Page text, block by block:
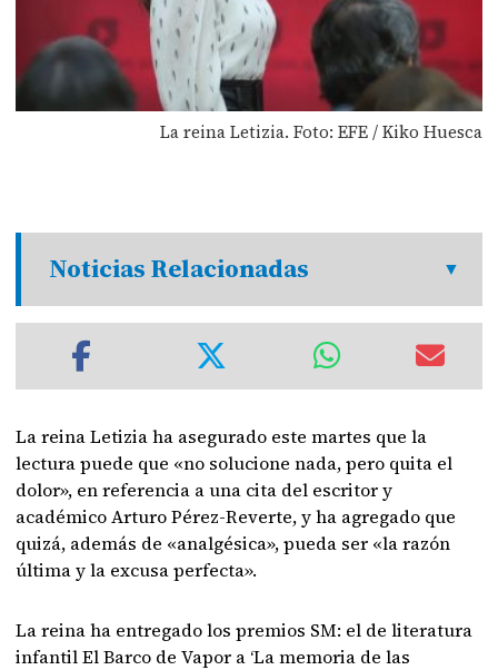
La reina Letizia. Foto: EFE / Kiko Huesca
Noticias Relacionadas
La reina Letizia ha asegurado este martes que la
lectura puede que «no solucione nada, pero quita el
dolor», en referencia a una cita del escritor y
académico Arturo Pérez-Reverte, y ha agregado que
quizá, además de «analgésica», pueda ser «la razón
última y la excusa perfecta».
La reina ha entregado los premios SM: el de literatura
infantil El Barco de Vapor a ‘La memoria de las